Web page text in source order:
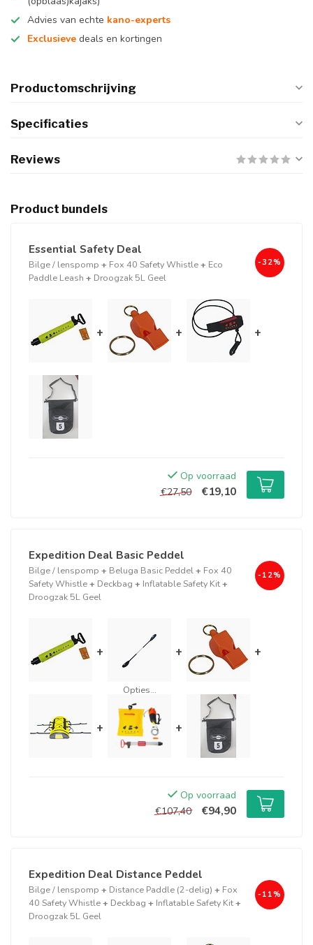
Advies van echte kano-experts
Exclusieve deals en kortingen
Productomschrijving
Specificaties
Reviews
Product bundels
Essential Safety Deal
Bilge / lenspomp + Fox 40 Safety Whistle+ Eco
Paddle Leash + Droogzak 5L Geel
-32%
+ + +
Op voorraad
€27,50
€19,10
Expedition Deal Basic Peddel
Bilge / lenspomp + Beluga Basic Peddel+ Fox 40
Safety Whistle+ Deckbag + Inflatable Safety Kit+
Droogzak 5L Geel
-12%
+
Opties...
+ +
+ +
Op voorraad
€107,40
€94,90
Expedition Deal Distance Peddel
Bilge / lenspomp + Distance Paddle (2-delig) + Fox
40 Safety Whistle+ Deckbag + Inflatable Safety Kit+
Droogzak 5L Geel
-11%